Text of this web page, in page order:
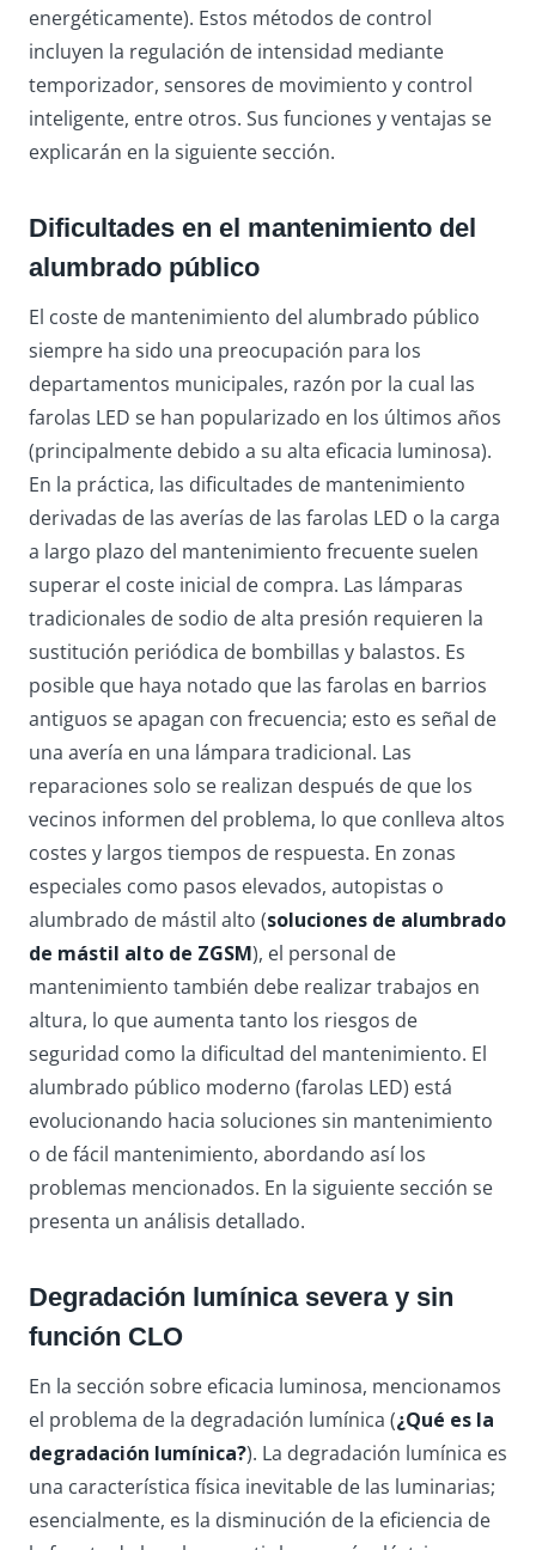
energéticamente). Estos métodos de control
incluyen la regulación de intensidad mediante
temporizador, sensores de movimiento y control
inteligente, entre otros. Sus funciones y ventajas se
explicarán en la siguiente sección.
Dificultades en el mantenimiento del
alumbrado público
El coste de mantenimiento del alumbrado público
siempre ha sido una preocupación para los
departamentos municipales, razón por la cual las
farolas LED se han popularizado en los últimos años
(principalmente debido a su alta eficacia luminosa).
En la práctica, las dificultades de mantenimiento
derivadas de las averías de las farolas LED o la carga
a largo plazo del mantenimiento frecuente suelen
superar el coste inicial de compra. Las lámparas
tradicionales de sodio de alta presión requieren la
sustitución periódica de bombillas y balastos. Es
posible que haya notado que las farolas en barrios
antiguos se apagan con frecuencia; esto es señal de
una avería en una lámpara tradicional. Las
reparaciones solo se realizan después de que los
vecinos informen del problema, lo que conlleva altos
costes y largos tiempos de respuesta. En zonas
especiales como pasos elevados, autopistas o
alumbrado de mástil alto (soluciones de alumbrado
de mástil alto de ZGSM), el personal de
mantenimiento también debe realizar trabajos en
altura, lo que aumenta tanto los riesgos de
seguridad como la dificultad del mantenimiento. El
alumbrado público moderno (farolas LED) está
evolucionando hacia soluciones sin mantenimiento
o de fácil mantenimiento, abordando así los
problemas mencionados. En la siguiente sección se
presenta un análisis detallado.
Degradación lumínica severa y sin
función CLO
En la sección sobre eficacia luminosa, mencionamos
el problema de la degradación lumínica (¿Qué es la
degradación lumínica?). La degradación lumínica es
una característica física inevitable de las luminarias;
esencialmente, es la disminución de la eficiencia de